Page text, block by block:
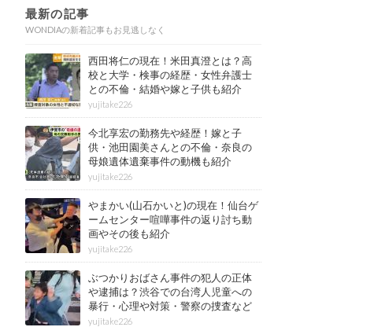
最新の記事
WONDIAの新着記事もお見逃しなく
西田将仁の現在！米田真澄とは？高
校と大学・検事の経歴・女性弁護士
との不倫・結婚や嫁と子供も紹介
yujitake226
今北享宏の勤務先や経歴！嫁と子
供・池田園美さんとの不倫・奈良の
母娘遺体遺棄事件の動機も紹介
yujitake226
やまかい(山石かいと)の現在！仙台ゲ
ームセンター喧嘩事件の返り討ち動
画やその後も紹介
yujitake226
ぶつかりおばさん事件の犯人の正体
や逮捕は？渋谷での台湾人児童への
暴行・心理や対策・警察の捜査など
その後も紹介
yujitake226